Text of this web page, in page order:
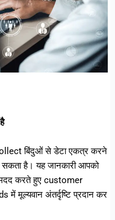
बिंदुओं से डेटा एकत्र करने
है। यह जानकारी आपको
करते हुए customer
मूल्यवान अंतर्दृष्टि प्रदान कर